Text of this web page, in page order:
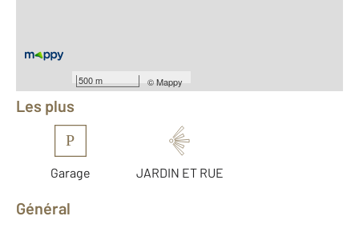
500 m ©Mappy
Équipements
Les plus
P
Garage JARDIN ET RUE
Général